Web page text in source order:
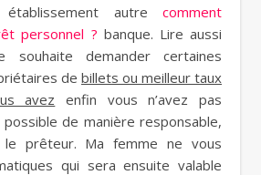
autre comment
personnel ? banque. Lire aussi
souhaite demander certaines
de billets ou meilleur taux
avez enfin vous n’avez pas
de manière responsable,
le prêteur. Ma femme ne vous
qui sera ensuite valable